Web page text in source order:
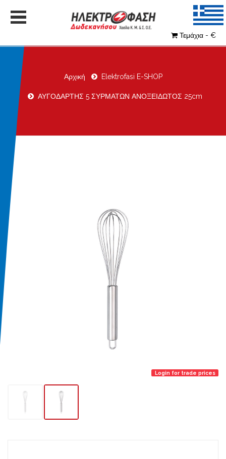
Τεμάχια - €
Αρχική Elektrofasi E-SHOP
ΑΥΓΟΔΑΡΤΗΣ 5 ΣΥΡΜΑΤΩΝ ΑΝΟΞΕΙΔΩΤΟΣ 25cm
Login for trade prices